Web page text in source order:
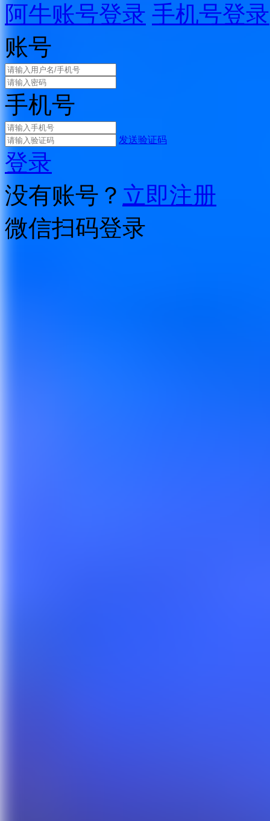
阿牛账号登录 手机号登录
账号
手机号
发送验证码
登录
没有账号？ 立即注册
微信扫码登录